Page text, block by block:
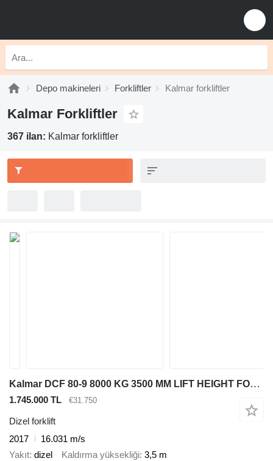
Depo makineleri Forkliftler Kalmar forkliftler
Kalmar Forkliftler
367 ilan: Kalmar forkliftler
Kalmar DCF 80-9 8000 KG 3500 MM LIFT HEIGHT FORK POSITIONER
1.745.000 TL €31.750
Dizel forklift
2017
16.031 m/s
Yakıt dizel Kaldırma yüksekliği 3,5 m